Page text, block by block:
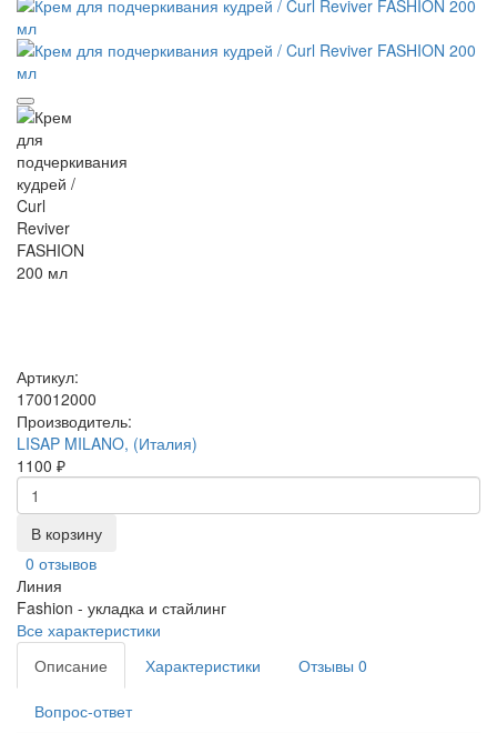
Артикул:
170012000
Производитель:
LISAP MILANO, (Италия)
1100 ₽
В корзину
0 отзывов
Линия
Fashion - укладка и стайлинг
Все характеристики
Описание
Характеристики Отзывы 0
Вопрос-ответ